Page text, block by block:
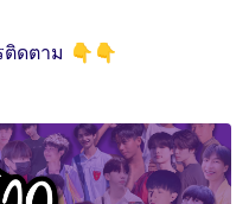
ติดตาม 👇👇